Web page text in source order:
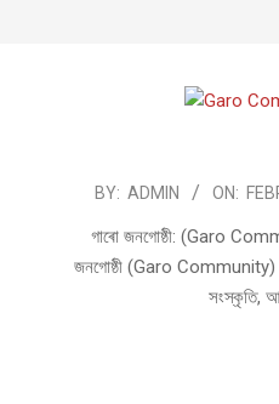
2025-
BY: ADMIN ON:
গাৰো জনগোষ্ঠী: (Garo
জনগোষ্ঠী (Garo Community)।
সংস্কৃতি,